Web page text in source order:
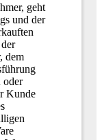
geht
und der
dem
oder
Kunde